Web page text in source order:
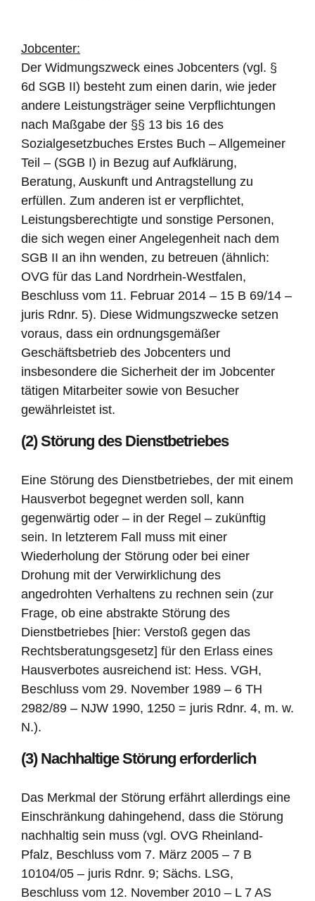
Jobcenter:
Der Widmungszweck eines Jobcenters (vgl. §
6d SGB II) besteht zum einen darin, wie jeder
andere Leistungsträger seine Verpflichtungen
nach Maßgabe der §§ 13 bis 16 des
Sozialgesetzbuches Erstes Buch – Allgemeiner
Teil – (SGB I) in Bezug auf Aufklärung,
Beratung, Auskunft und Antragstellung zu
erfüllen. Zum anderen ist er verpflichtet,
Leistungsberechtigte und sonstige Personen,
die sich wegen einer Angelegenheit nach dem
SGB II an ihn wenden, zu betreuen (ähnlich:
OVG für das Land Nordrhein-Westfalen,
Beschluss vom 11. Februar 2014 – 15 B 69/14 –
juris Rdnr. 5). Diese Widmungszwecke setzen
voraus, dass ein ordnungsgemäßer
Geschäftsbetrieb des Jobcenters und
insbesondere die Sicherheit der im Jobcenter
tätigen Mitarbeiter sowie von Besucher
gewährleistet ist.
(2) Störung des Dienstbetriebes
Eine Störung des Dienstbetriebes, der mit einem
Hausverbot begegnet werden soll, kann
gegenwärtig oder – in der Regel – zukünftig
sein. In letzterem Fall muss mit einer
Wiederholung der Störung oder bei einer
Drohung mit der Verwirklichung des
angedrohten Verhaltens zu rechnen sein (zur
Frage, ob eine abstrakte Störung des
Dienstbetriebes [hier: Verstoß gegen das
Rechtsberatungsgesetz] für den Erlass eines
Hausverbotes ausreichend ist: Hess. VGH,
Beschluss vom 29. November 1989 – 6 TH
2982/89 – NJW 1990, 1250 = juris Rdnr. 4, m. w.
N.).
(3) Nachhaltige Störung erforderlich
Das Merkmal der Störung erfährt allerdings eine
Einschränkung dahingehend, dass die Störung
nachhaltig sein muss (vgl. OVG Rheinland-
Pfalz, Beschluss vom 7. März 2005 – 7 B
10104/05 – juris Rdnr. 9; Sächs. LSG,
Beschluss vom 12. November 2010 – L 7 AS